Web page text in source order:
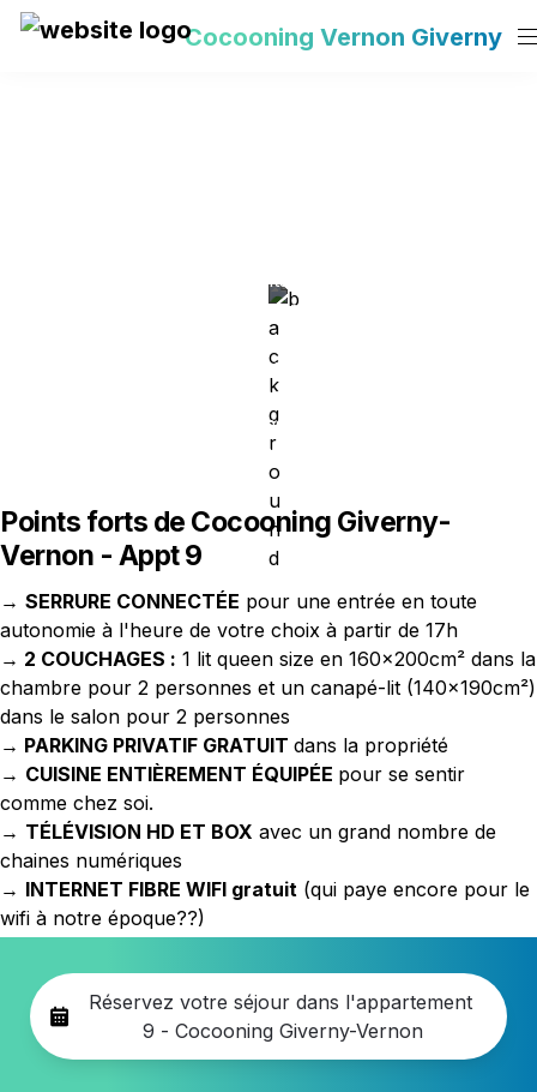
Cocooning Vernon Giverny
Pour vos déplacements professionnels ou
personnels, séjournez dans cet appartement design
de 42m² entièrement équipé, très fonctionnel et
idéalement situé. Il accueille confortablement
jusqu’à 4 personnes.
L'appartement se situe dans un immeuble calme, au
rez-de-chaussée. Parking gratuit sur place
Points forts de Cocooning Giverny-
Vernon - Appt 9
→ SERRURE CONNECTÉE pour une entrée en toute
autonomie à l'heure de votre choix à partir de 17h
→ 2 COUCHAGES : 1 lit queen size en 160x200cm² dans la
chambre pour 2 personnes et un canapé-lit (140x190cm²)
→ PARKING PRIVATIF GRATUIT
→ CUISINE ENTIÈREMENT ÉQUIPÉE pour se sentir
comme chez soi.
→ TÉLÉVISION HD ET BOX avec un grand nombre de
chaines numériques
→ INTERNET FIBRE WIFI gratuit (qui paye encore pour le
wifi à notre époque??)
Réservez votre séjour dans l'appartement
9 - Cocooning Giverny-Vernon